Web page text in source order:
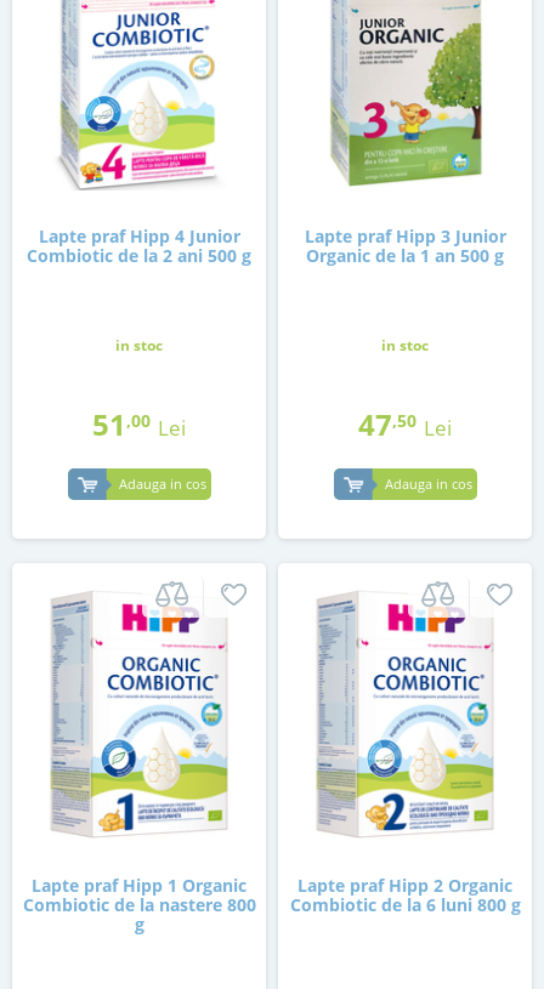
Lapte praf Hipp 4 Junior
Combiotic de la 2 ani 500 g
in stoc
51 ,00 Lei
Adauga in cos
Lapte praf Hipp 3 Junior
Organic de la 1 an 500 g
in stoc
47,50 Lei
Adauga in cos
Lapte praf Hipp 1 Organic
Combiotic de la nastere 800
g
Lapte praf Hipp 2 Organic
Combiotic de la 6 luni 800 g